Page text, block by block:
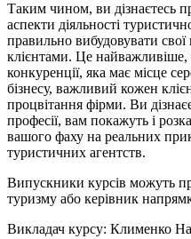
Таким чином, ви дізнаєтесь
аспекти діяльності
правильно вибудовувати
клієнтами. Це
конкуренції, яка має місце
бізнесу, важливий кожен
процвітання фірми. Ви
професії, вам покажуть і
вашого фаху на реальних
туристичних агентств.
Випускники курсів можуть
туризму або керівник
Викладач курсу: Клименко